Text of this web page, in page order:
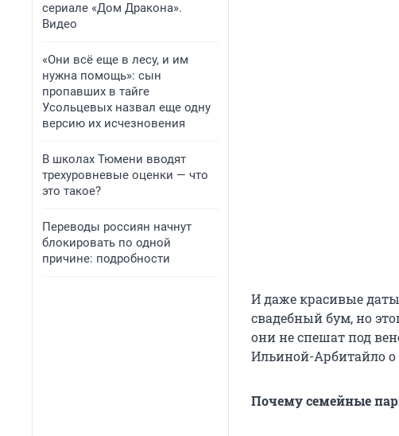
сериале «Дом Дракона».
Видео
«Они всё еще в лесу, и им
нужна помощь»: сын
пропавших в тайге
Усольцевых назвал еще одну
версию их исчезновения
В школах Тюмени вводят
трехуровневые оценки — что
это такое?
Переводы россиян начнут
блокировать по одной
причине: подробности
И даже красивые
свадебный бум, но
они не спешат под
Ильиной-Арбитайло
Почему семейные